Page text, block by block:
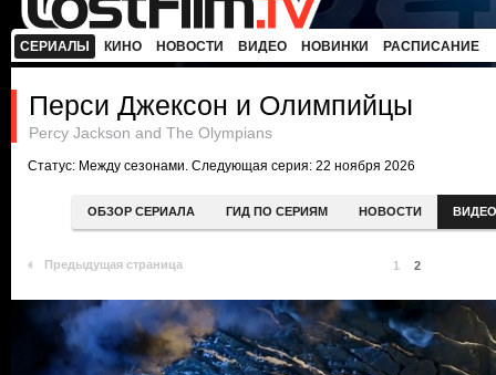
СЕРИАЛЫ КИНО НОВОСТИ ВИДЕО НОВИНКИ РАСПИСАНИЕ
Перси Джексон и Олимпийцы
Percy Jackson and The Olympians
Статус: Между сезонами. Следующая серия: 22 ноября 2026
ОБЗОР СЕРИАЛА ГИД ПО СЕРИЯМ НОВОСТИ ВИДЕО
Предыдущая страница 1 2